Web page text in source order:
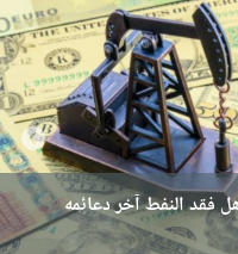
فقد النفط آخر دعائمه
بعد تطورات إيران؟
اليوم خسائرها بعد تهدئة